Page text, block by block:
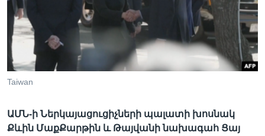
Լեզուներ
Taiwan
ԱՄՆ-ի Ներկայացուցիչների պալատի խոսնակ
Քևին ՄաքՔարթին և Թայվանի նախագահ Ցայ